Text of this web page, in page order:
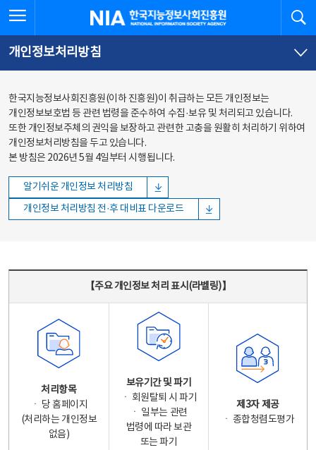
바로가기
바로가기
한국지능정보사회진흥원
개인정보처리방침
한국지능정보사회진흥원(이하 진흥원)이 취급하는 모든 개인정보는
개인정보보호법 등 관련 법령을 준수하여 수집·보유 및 처리되고 있습니다.
또한 개인정보주체의 권익을 보장하고 관련한 고충을 원활히 처리하기 위하여
개인정보처리방침을 두고 있습니다.
본 방침은 2026년 5월 4일부터 시행됩니다.
알기쉬운 개인정보 처리방침
개인정보 처리방침 전·후 대비표 다운로드
【주요 개인정보 처리 표시(라벨링)】
처리항목
ㆍ 당 홈페이지
(처리하는 개인정보
없음)
보유기간 및 파기
ㆍ 회원탈퇴 시 파기
ㆍ 일부는 관련
법령에 따라 보관
또는 파기
제3자 제공
ㆍ 종합청렴도평가